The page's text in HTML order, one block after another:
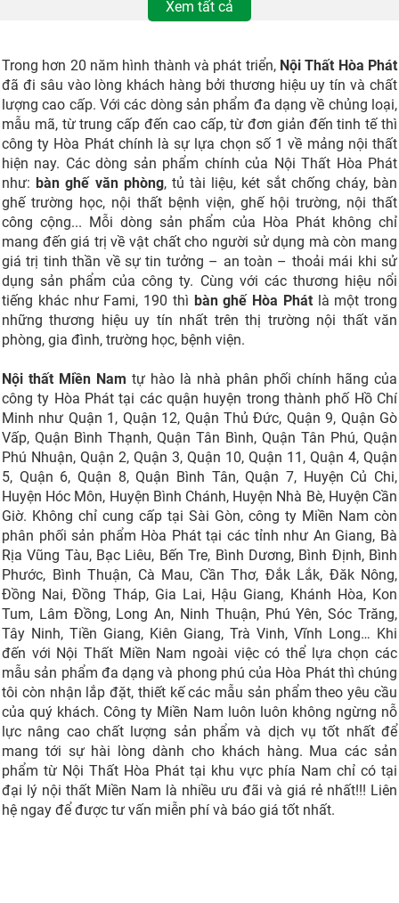
Xem tất cả
Trong hơn 20 năm hình thành và phát triển, Nội Thất Hòa Phát
đã đi sâu vào lòng khách hàng bởi thương hiệu uy tín và chất
lượng cao cấp. Với các dòng sản phẩm đa dạng về chủng loại,
mẫu mã, từ trung cấp đến cao cấp, từ đơn giản đến tinh tế thì
công ty Hòa Phát chính là sự lựa chọn số 1 về mảng nội thất
hiện nay. Các dòng sản phẩm chính của Nội Thất Hòa Phát
như:bàn ghế văn phòng, tủ tài liệu, két sắt chống cháy, bàn
ghế trường học, nội thất bệnh viện, ghế hội trường, nội thất
công cộng... Mỗi dòng sản phẩm của Hòa Phát không chỉ
mang đến giá trị về vật chất cho người sử dụng mà còn mang
giá trị tinh thần về sự tin tưởng – an toàn – thoải mái khi sử
dụng sản phẩm của công ty. Cùng với các thương hiệu nổi
tiếng khác như Fami, 190 thì bàn ghế Hòa Phátlà một trong
những thương hiệu uy tín nhất trên thị trường nội thất văn
phòng, gia đình, trường học, bệnh viện.
Nội thất Miền Nam tự hào là nhà phân phối chính hãng của
công ty Hòa Phát tại các quận huyện trong thành phố Hồ Chí
Minh như Quận 1, Quận 12, Quận Thủ Đức, Quận 9, Quận Gò
Vấp, Quận Bình Thạnh, Quận Tân Bình, Quận Tân Phú, Quận
Phú Nhuận, Quận 2, Quận 3, Quận 10, Quận 11, Quận 4, Quận
5, Quận 6, Quận 8, Quận Bình Tân, Quận 7, Huyện Củ Chi,
Huyện Hóc Môn, Huyện Bình Chánh, Huyện Nhà Bè, Huyện Cần
Giờ. Không chỉ cung cấp tại Sài Gòn, công ty Miền Nam còn
phân phối sản phẩm Hòa Phát tại các tỉnh như An Giang, Bà
Rịa Vũng Tàu, Bạc Liêu, Bến Tre, Bình Dương, Bình Định, Bình
Phước, Bình Thuận, Cà Mau, Cần Thơ, Đắk Lắk, Đăk Nông,
Đồng Nai, Đồng Tháp, Gia Lai, Hậu Giang, Khánh Hòa, Kon
Tum, Lâm Đồng, Long An, Ninh Thuận, Phú Yên, Sóc Trăng,
Tây Ninh, Tiền Giang, Kiên Giang, Trà Vinh, Vĩnh Long… Khi
đến với Nội Thất Miền Nam ngoài việc có thể lựa chọn các
mẫu sản phẩm đa dạng và phong phú của Hòa Phát thì chúng
tôi còn nhận lắp đặt, thiết kế các mẫu sản phẩm theo yêu cầu
của quý khách. Công ty Miền Nam luôn luôn không ngừng nỗ
lực nâng cao chất lượng sản phẩm và dịch vụ tốt nhất để
mang tới sự hài lòng dành cho khách hàng. Mua các sản
phẩm từ Nội Thất Hòa Phát tại khu vực phía Nam chỉ có tại
đại lý nội thất Miền Nam là nhiều ưu đãi và giá rẻ nhất!!! Liên
hệ ngay để được tư vấn miễn phí và báo giá tốt nhất.